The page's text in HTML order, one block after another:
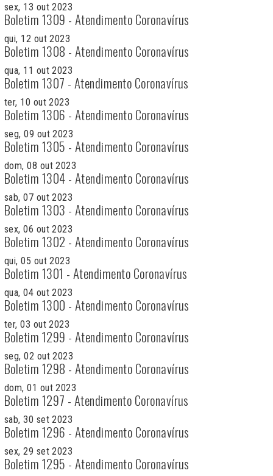
sex, 13 out 2023
Boletim 1309 - Atendimento Coronavírus
qui, 12 out 2023
Boletim 1308 - Atendimento Coronavírus
qua, 11 out 2023
Boletim 1307 - Atendimento Coronavírus
ter, 10 out 2023
Boletim 1306 - Atendimento Coronavírus
seg, 09 out 2023
Boletim 1305 - Atendimento Coronavírus
dom, 08 out 2023
Boletim 1304 - Atendimento Coronavírus
sab, 07 out 2023
Boletim 1303 - Atendimento Coronavírus
sex, 06 out 2023
Boletim 1302 - Atendimento Coronavírus
qui, 05 out 2023
Boletim 1301 - Atendimento Coronavírus
qua, 04 out 2023
Boletim 1300 - Atendimento Coronavírus
ter, 03 out 2023
Boletim 1299 - Atendimento Coronavírus
seg, 02 out 2023
Boletim 1298 - Atendimento Coronavírus
dom, 01 out 2023
Boletim 1297 - Atendimento Coronavírus
sab, 30 set 2023
Boletim 1296 - Atendimento Coronavírus
sex, 29 set 2023
Boletim 1295 - Atendimento Coronavírus